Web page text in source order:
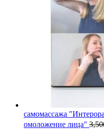
самомассажа
омоложение лица"